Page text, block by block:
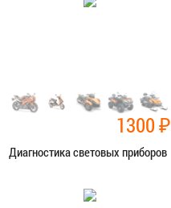
1300₽
Диагностика световых приборов
Диагностика